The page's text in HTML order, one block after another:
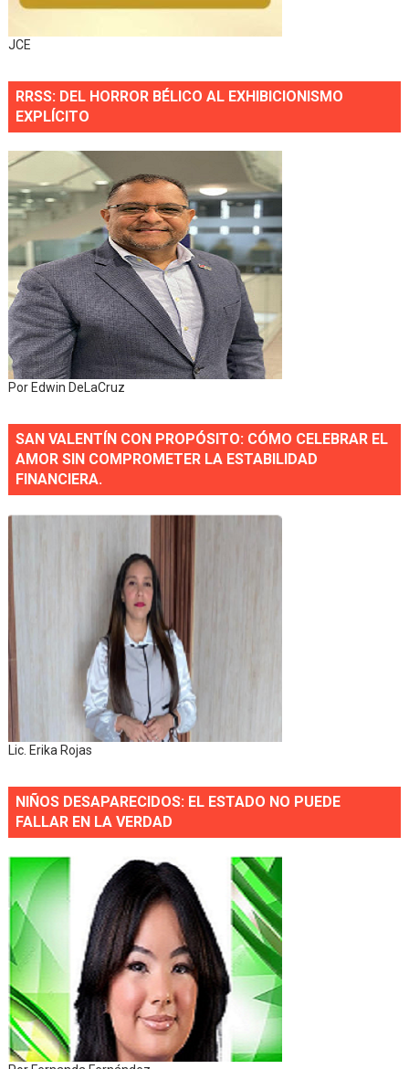
JCE
RRSS: DEL HORROR BÉLICO AL EXHIBICIONISMO
EXPLÍCITO
Por Edwin DeLaCruz
SAN VALENTÍN CON PROPÓSITO: CÓMO CELEBRAR EL
AMOR SIN COMPROMETER LA ESTABILIDAD
FINANCIERA.
Lic. Erika Rojas
NIÑOS DESAPARECIDOS: EL ESTADO NO PUEDE
FALLAR EN LA VERDAD